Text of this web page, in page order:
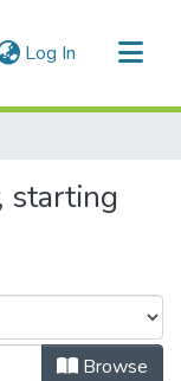
Log In (current)
starting
Browse